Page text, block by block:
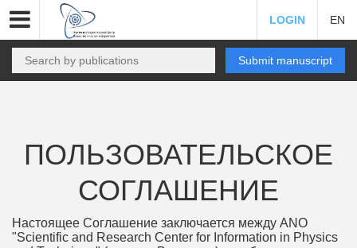
LOGIN EN
Submit manuscript
ПОЛЬЗОВАТЕЛЬСКОЕ
СОГЛАШЕНИЕ
Настоящее Соглашение заключается между ANO
"Scientific and Research Center for Information in Physics